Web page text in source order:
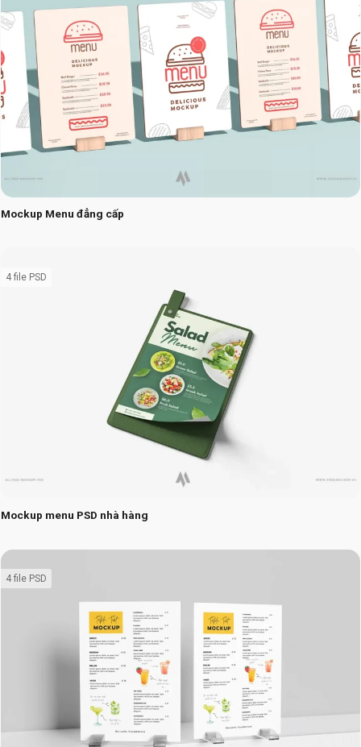
Mockup Menu đẳng cấp
Mockup menu PSD nhà hàng
4 file PSD
4 file PSD